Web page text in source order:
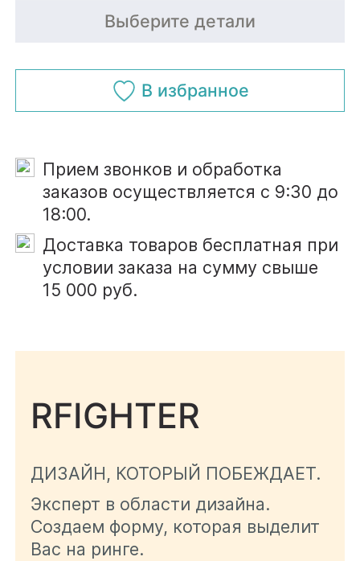
Выберите детали
В избранное
Прием звонков и обработка
заказов осуществляется с 9:30 до
18:00.
Доставка товаров бесплатная при
условии заказа на сумму свыше
15 000 руб.
RFIGHTER
ДИЗАЙН, КОТОРЫЙ ПОБЕЖДАЕТ.
Эксперт в области дизайна.
Создаем форму, которая выделит
Вас на ринге.
Отправить
Даю согласие на обработку
персональных данных и
соглашаюсь с
политикой
конфиденциальности
условия
Почта*
Даю согласие на обработку
персональных данных
материалы. Рассылка не
более 2 раз в месяц
Получить индивидуальные
условия